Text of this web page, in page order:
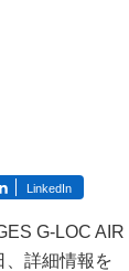
LinkedIn
G-LOC AIR
、詳細情報を